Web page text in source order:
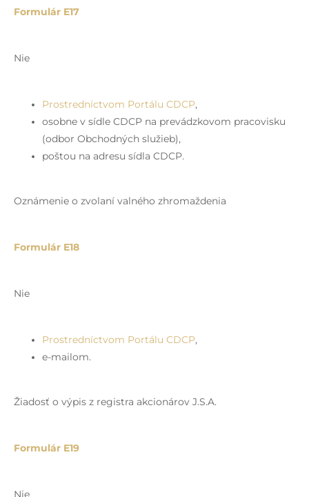
Formulár E17
Nie
Prostredníctvom Portálu CDCP,
osobne v sídle CDCP na prevádzkovom pracovisku
(odbor Obchodných služieb),
poštou na adresu sídla CDCP.
Oznámenie o zvolaní valného zhromaždenia
Formulár E18
Nie
Prostredníctvom Portálu CDCP,
e-mailom.
Žiadosť o výpis z registra akcionárov J.S.A.
Formulár E19
Nie